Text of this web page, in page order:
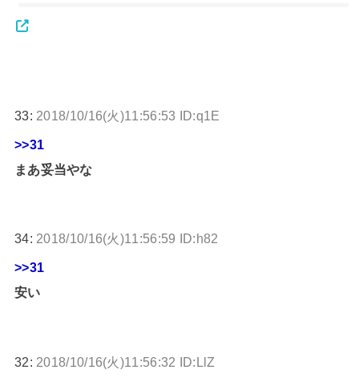
33: 2018/10/16(火)11:56:53 ID:q1E
>>31
まあ妥当やな
34: 2018/10/16(火)11:56:59 ID:h82
>>31
安い
32: 2018/10/16(火)11:56:32 ID:LlZ